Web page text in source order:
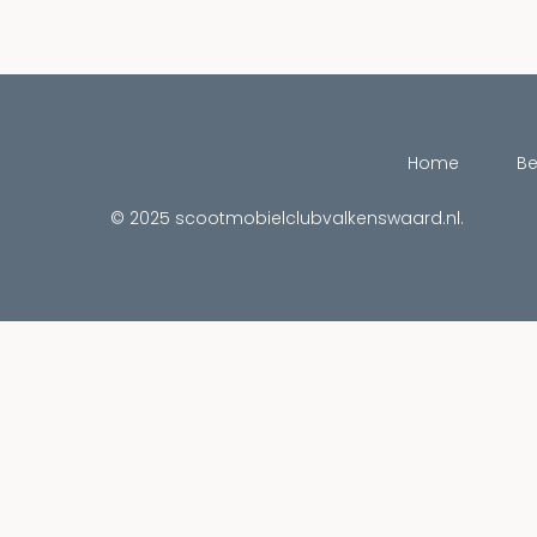
Home
© 2025 scootmobielclubvalkenswaard.nl.